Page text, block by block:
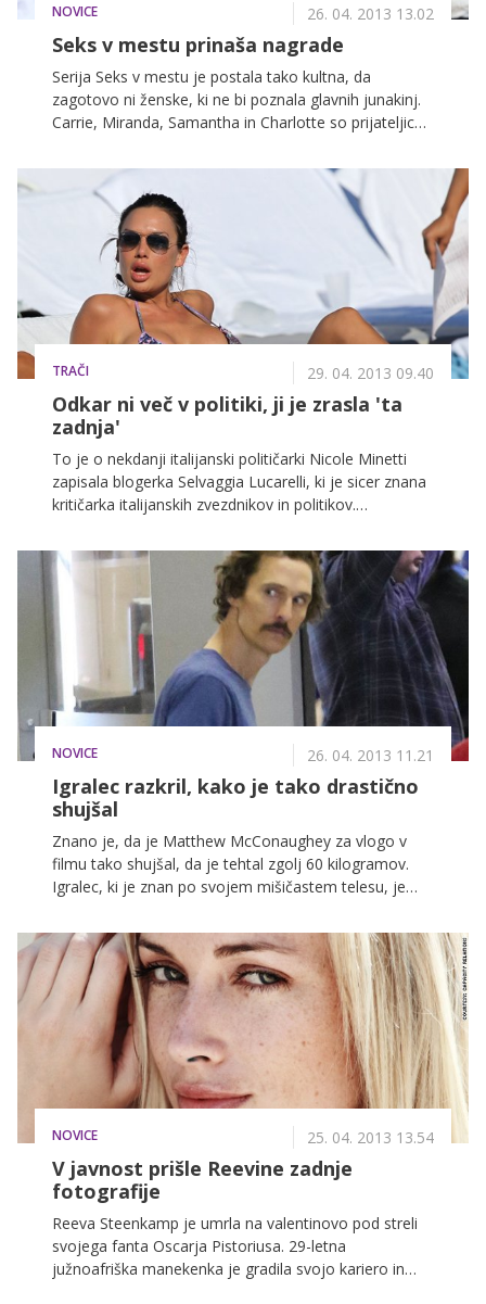
NOVICE 26. 04. 2013 13.02
Seks v mestu prinaša nagrade
Serija Seks v mestu je postala tako kultna, da
zagotovo ni ženske, ki ne bi poznala glavnih junakinj.
Carrie, Miranda, Samantha in Charlotte so prijateljice,
svojimi dogodivščinami. A čeprav se marsikomu zdi,
da o priljubljenih junakinjah ve praktično vse, je
verjetno marsikaj, česar ne vemo ali pa nam je ostalo
skrito. Spoznajte Carrie ter se z njeno pomočjo
potegujte za nagrado, s katero boste izpilile svoj slog.
TRAČI 29. 04. 2013 09.40
Odkar ni več v politiki, ji je zrasla 'ta
zadnja'
To je o nekdanji italijanski političarki Nicole Minetti
zapisala blogerka Selvaggia Lucarelli, ki je sicer znana
kritičarka italijanskih zvezdnikov in politikov.
nagovarjanja k prostituciji znašla v sodnem procesu
proti Silviu Berlusconiju, se, odkar nima več politične
funkcije, ukvarja predvsem s pojavljanjem v javnosti
in menjanjem fantov.
NOVICE 26. 04. 2013 11.21
Igralec razkril, kako je tako drastično
shujšal
Znano je, da je Matthew McConaughey za vlogo v
filmu tako shujšal, da je tehtal zgolj 60 kilogramov.
Igralec, ki je znan po svojem mišičastem telesu, je
pojasnil, kako mu je uspelo v kratkem času drastično
izgubiti toliko kilogramov.
NOVICE 25. 04. 2013 13.54
V javnost prišle Reevine zadnje
fotografije
Reeva Steenkamp je umrla na valentinovo pod streli
svojega fanta Oscarja Pistoriusa. 29-letna
južnoafriška manekenka je gradila svojo kariero in